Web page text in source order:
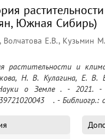
Южная Сибирь)
Волчатова Е.В., Кузьмин
Н. В. Кулагина, Е.
Науки о Земле . -
. - Библиогр.: